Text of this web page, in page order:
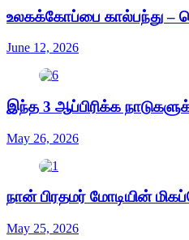
உலகக்கோப்பை கால்பந்து –
June 12, 2026
இந்த 3 ஆப்பிரிக்க
May 26, 2026
நான் பிரதமர் மோடியின்
May 25, 2026